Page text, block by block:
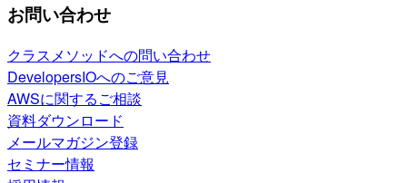
お問い合わせ
クラスメソッドへの問い合わせ
DevelopersIOへのご意見
AWSに関するご相談
資料ダウンロード
メールマガジン登録
セミナー情報